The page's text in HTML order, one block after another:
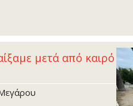
μετά από καιρό